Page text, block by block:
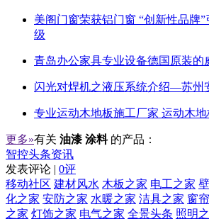
美阁门窗荣获铝门窗 “创新性品牌
级
青岛办公家具专业设备德国原装的
闪光对焊机之液压系统介绍—苏州
专业运动木地板施工厂家 运动木
更多»有关 油漆 涂料 的产品：
智控头条资讯
发表评论 | 0评
移动社区 建材风水 木板之家 电工之家
化之家 安防之家 水暖之家 洁具之家 窗
之家 灯饰之家 电气之家 全景头条 照明